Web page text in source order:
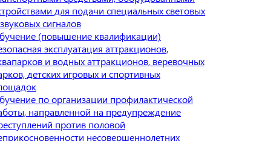
для подачи специальных световых
сигналов
(повышение квалификации)
эксплуатация аттракционов,
и водных аттракционов, веревочных
детских игровых и спортивных
по организации профилактической
направленной на предупреждение
против половой
несовершеннолетних